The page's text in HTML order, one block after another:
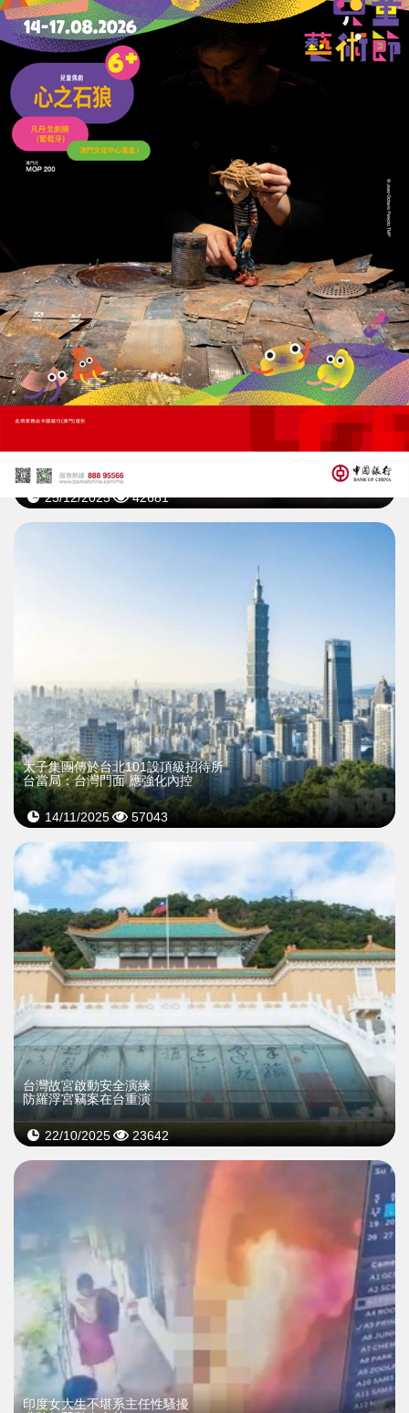
疑兇嫌兄長致信余母
「謝謝妳把英雄帶到這世上」
25/12/2025 42681
太子集團傳於台北101設頂級招待所
台當局：台灣門面 應強化內控
14/11/2025 57043
台灣故宮啟動安全演練
防羅浮宮竊案在台重演
22/10/2025 23642
印度女大生不堪系主任性騷擾